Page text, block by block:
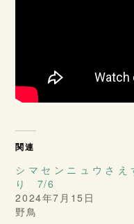
関連
シマセンニュウさえ
り 7/6
2024年7月15日
野鳥